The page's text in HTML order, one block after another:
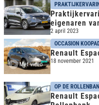
eigenaren
2 april 2023
Met video
OCCASION
Renault
18 november 2021
OP DE
Renault